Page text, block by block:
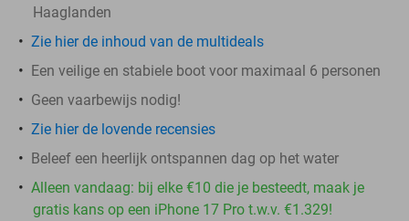
Haaglanden
Zie hier de inhoud van de multideals
Een veilige en stabiele boot voor maximaal 6 personen
Geen vaarbewijs nodig!
Zie hier de lovende recensies
Beleef een heerlijk ontspannen dag op het water
Alleen vandaag: bij elke €10 die je besteedt, maak je
gratis kans op een iPhone 17 Pro t.w.v. €1.329!